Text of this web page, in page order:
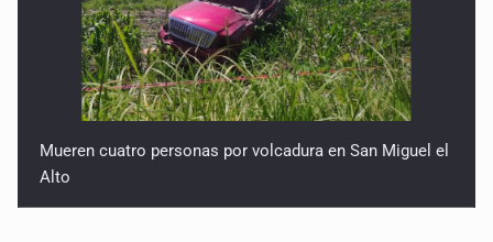
Mueren cuatro personas por volcadura en San Miguel el
Alto